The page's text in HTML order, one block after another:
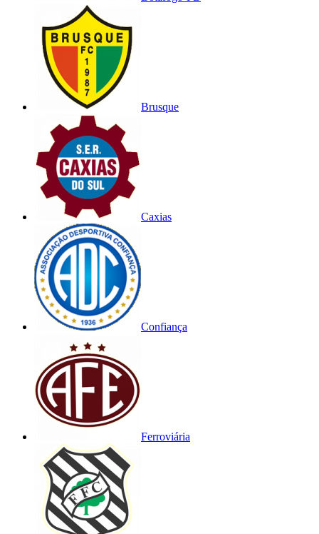
Brusque
Caxias
Confiança
Ferroviária